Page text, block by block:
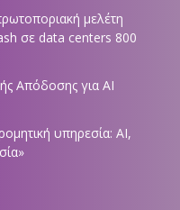
μελέτη
σε data centers 800
Απόδοσης για AI
υπηρεσία: AI,